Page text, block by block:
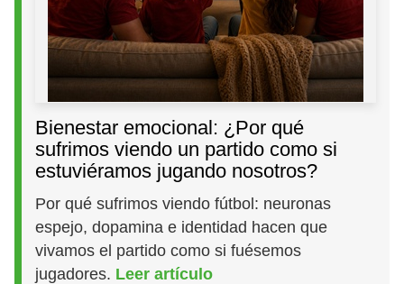
Bienestar emocional: ¿Por qué
sufrimos viendo un partido como si
estuviéramos jugando nosotros?
Por qué sufrimos viendo fútbol: neuronas
espejo, dopamina e identidad hacen que
vivamos el partido como si fuésemos
jugadores. Leer artículo